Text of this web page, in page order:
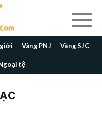
Vàng PNJ Vàng SJC
tệ